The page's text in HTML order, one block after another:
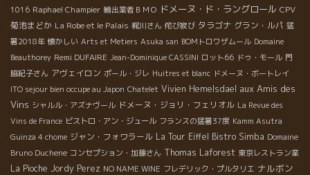
1016 Raphael Champier 輸出業者ＢＭＯ ドメーヌ・ド・ラングロール CPV
菊池まどか La Robe et le Palais 梶川さん 侘び寂び タラゴナ グラン・ルパ 猛
暑2018年 懐かしい Arts et Metiers Asuka san BOMトロワザムール Domaine
Beauthorey Remi DUFAIRE Jean-Dominique CASSINI ロット66 ドゥ・モール 門
脇紀子さん アヴェイロン ポール・ジレ Huitres et blanc ドメーヌ・ボートレイ
ITO sejour bien occupe au Japon Chatelet Vivien Hemelsdael aux Amis des
Vins シャルル・アズナヴール ドメーヌ・ジョリ・フェリオル La Revue des
Vins de France ビストロ・アン・ジュール フランスの猛暑37度 Kamm Asutra
Guinza 4 chome ジャン・フォワラール La Tour Eiffel Bistro Simba Domaine
Bruno Duchene コンセプション・加藤さん Thomas Laforest 東京レストラン業
La Pioche Jordy Perez NO NAME WINE フレデリック・プルタリエ ナルボン